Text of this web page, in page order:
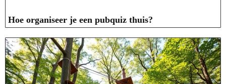
Hoe organiseer je een pubquiz thuis?